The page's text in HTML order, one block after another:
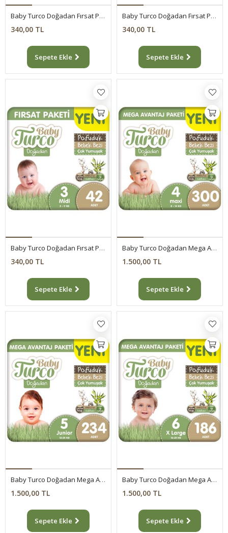
Baby Turco Doğadan Fırsat Paketi Pofuduk Bebek Bezi 1 Numara Newborn 50 Adet
340,00 TL
Sepete Ekle
Baby Turco Doğadan Fırsat Paketi Pofuduk Bebek Bezi 2 Numara Mini 48 Adet
340,00 TL
Sepete Ekle
Baby Turco Doğadan Fırsat Paketi Pofuduk Bebek Bezi 3 Numara Midi 42 Adet
340,00 TL
Sepete Ekle
Baby Turco Doğadan Mega Avantaj Paketi Pofuduk Bebek Bezi 4 Numara Maxi 300 Adet
1.500,00 TL
Sepete Ekle
Baby Turco Doğadan Mega Avantaj Paketi Pofuduk Bebek Bezi 5 Numara Junior 234 Adet
1.500,00 TL
Sepete Ekle
Baby Turco Doğadan Mega Avantaj Paketi Pofuduk Bebek Bezi 6 Numara Xlarge 186 Adet
1.500,00 TL
Sepete Ekle